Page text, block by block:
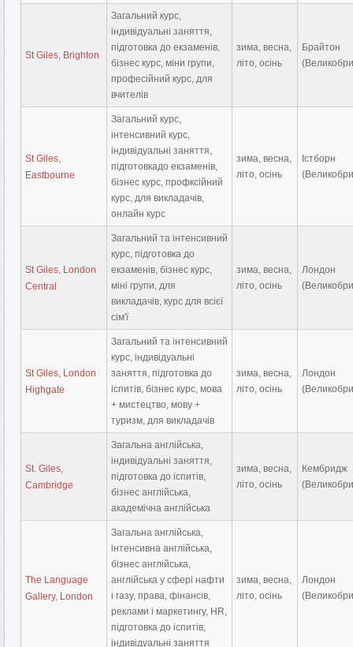
St Giles, Brighton
Загальний курс,
індивідуальні заняття,
підготовка до екзаменів,
бізнес курс, міни групи,
професійний курс, для
вчителів
зима, весна,
літо, осінь
Брайтон
St Giles,
Eastbourne
Загальний курс,
інтенсивний курс,
індивідуальні заняття,
підготовкадо екзаменів,
бізнес курс, профксійний
курс, для викладачів,
онлайн курс
зима, весна,
літо, осінь
Істборн
St Giles, London
Central
Загальний та інтенсивний
курс, підготовка до
екзаменів, бізнес курс,
міні групи, для
викладачів, курс для всієї
сім'ї
зима, весна,
літо, осінь
Лондон
St Giles, London
Highgate
Загальний та інтенсивний
курс, індивідуальні
заняття, підготовка до
іспитів, бізнес курс, мова
+ мистецтво, мову +
туризм, для викладачів
зима, весна,
літо, осінь
Лондон
St. Giles,
Cambridge
Загальна англійська,
індивідуальні заняття,
підготовка до іспитів,
бізнес англійська,
академічна англійська
зима, весна,
літо, осінь
Кембридж
The Language
Gallery, London
Загальна англійська,
інтенсивна англійська,
бізнес англійська,
англійська у сфері нафти
і газу, права, фінансів,
реклами і маркетингу, HR,
підготовка до іспитів,
індивідуальні заняття
зима, весна,
літо, осінь
Лондон